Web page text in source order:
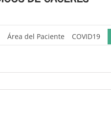
Área del Paciente COVID19